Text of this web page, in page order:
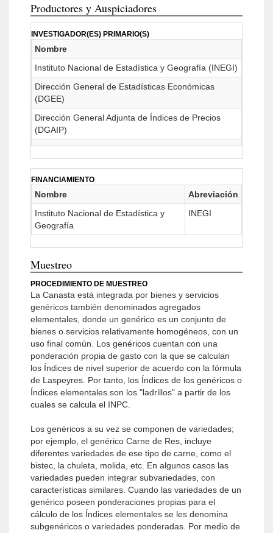
Productores y Auspiciadores
INVESTIGADOR(ES) PRIMARIO(S)
Nombre
Instituto Nacional de Estadística y Geografía (INEGI)
Dirección General de Estadísticas Económicas
(DGEE)
Dirección General Adjunta de Índices de Precios
(DGAIP)
FINANCIAMIENTO
Nombre
Abreviación
Instituto Nacional de Estadística y
Geografía
INEGI
Muestreo
PROCEDIMIENTO DE MUESTREO
La Canasta está integrada por bienes y servicios
genéricos también denominados agregados
elementales, donde un genérico es un conjunto de
bienes o servicios relativamente homogéneos, con un
uso final común. Los genéricos cuentan con una
ponderación propia de gasto con la que se calculan
los Índices de nivel superior de acuerdo con la fórmula
de Laspeyres. Por tanto, los Índices de los genéricos o
Índices elementales son los "ladrillos" a partir de los
cuales se calcula el INPC.
Los genéricos a su vez se componen de variedades;
por ejemplo, el genérico Carne de Res, incluye
diferentes variedades de ese tipo de carne, como el
bistec, la chuleta, molida, etc. En algunos casos las
variedades pueden integrar subvariedades, con
características similares. Cuando las variedades de un
genérico poseen ponderaciones propias para el
cálculo de los Índices elementales se les denomina
subgenéricos o variedades ponderadas. Por medio de